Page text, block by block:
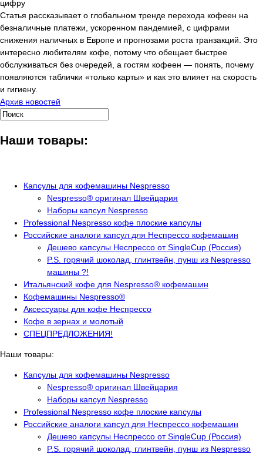
Статья рассказывает о глобальном тренде перехода кофеен на
безналичные платежи, ускоренном пандемией, с цифрами
снижения наличных в Европе и прогнозами роста транзакций. Это
интересно любителям кофе, потому что обещает быстрее
обслуживаться без очередей, а гостям кофеен — понять, почему
появляются таблички «только карты» и как это влияет на скорость
и гигиену.
Архив новостей
Наши товары:
Капсулы для кофемашины Nespresso
Nespresso® оригинал Швейцария
Наборы капсул Nespresso
Professional Nespresso кофе плоские капсулы
Российские аналоги капсул для Неспрессо кофемашин
Дешево капсулы Неспрессо от SingleCup (Россия)
P.S. горячий шоколад, глинтвейн, пунш из Nespresso
машины ?!
Итальянский кофе для Nespresso® кофемашин
Кофемашины Nespresso®
Аксессуары для кофе Неспрессо
Кофе в зернах и молотый
СПЕЦПРЕДЛОЖЕНИЯ!
Наши товары:
Капсулы для кофемашины Nespresso
Nespresso® оригинал Швейцария
Наборы капсул Nespresso
Professional Nespresso кофе плоские капсулы
Российские аналоги капсул для Неспрессо кофемашин
Дешево капсулы Неспрессо от SingleCup (Россия)
P.S. горячий шоколад, глинтвейн, пунш из Nespresso